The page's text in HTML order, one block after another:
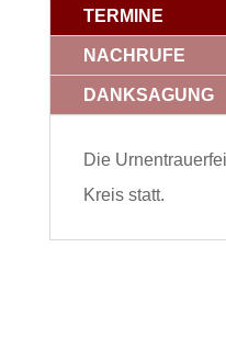
TERMINE
NACHRUFE
DANKSAGUNG
Die
Kreis statt.